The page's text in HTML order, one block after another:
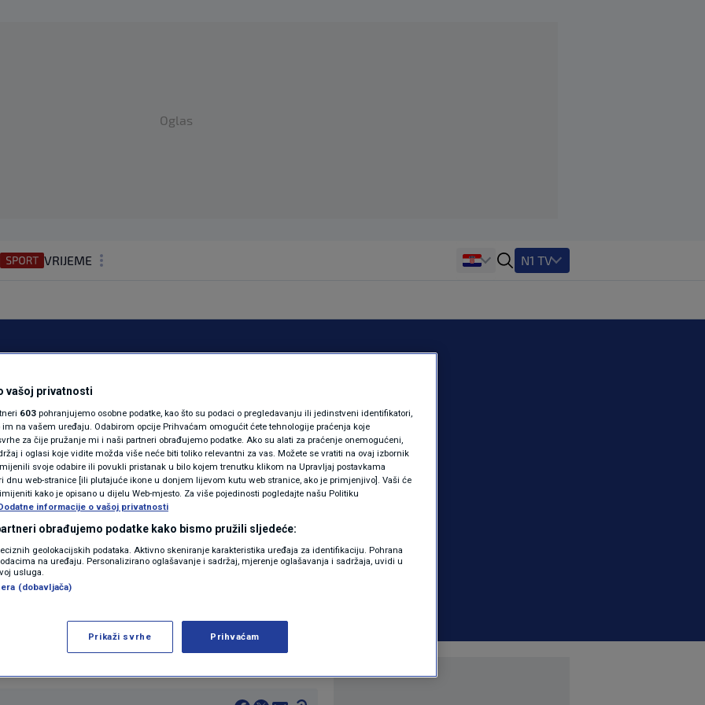
Oglas
VRIJEME
REGIJA
MAGAZIN
KOLUMNE
N1(DIS)INFO
KLIMATSKE PROMJENE
FOTO
VIDEO
N1 TV
broju turista:
da vrijeđamo
VIJESTI 2 komentara
Više
agencija pri HGK, Boris Žgomba,
Križanec gdje je komentirao
vašoj privatnosti
603 pohranjujemo osobne podatke, kao što su podaci o pregledavanju ili jedinstveni identifikatori,
na vašem uređaju. Odabirom opcije Prihvaćam omogućit ćete tehnologije praćenja koje
za čije pružanje mi i naši partneri obrađujemo podatke. Ako su alati za praćenje onemogućeni,
i oglasi koje vidite možda više neće biti toliko relevantni za vas. Možete se vratiti na ovaj izbornik
svoje odabire ili povukli pristanak u bilo kojem trenutku klikom na Upravljaj postavkama
dnu web-stranice [ili plutajuće ikone u donjem lijevom kutu web stranice, ako je primjenjivo]. Vaši će
kako je opisano u dijelu Web-mjesto. Za više pojedinosti pogledajte našu Politiku
informacije o vašoj privatnosti
obrađujemo podatke kako bismo pružili sljedeće:
geolokacijskih podataka. Aktivno skeniranje karakteristika uređaja za identifikaciju. Pohrana
na uređaju. Personalizirano oglašavanje i sadržaj, mjerenje oglašavanja i sadržaja, uvidi u
usluga.
(dobavljača)
Prikaži svrhe Prihvaćam